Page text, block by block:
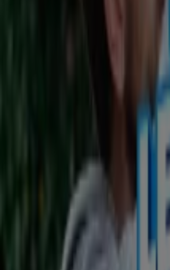
Talpa Media en Staatsloterij
Talpa Media haalt
Nieuwsitems
De advertentiemarkt groeit. Maar
23 apr, 12:19
Achtergrondartikelen.
Klassieke sonic branding assets